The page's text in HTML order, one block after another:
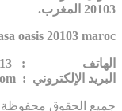
20103 المغرب.
oasis 20103 maroc
الهاتف : 661729513(212)+
البريد الإلكتروني : jmc.bilahodoudpresse@gmail.com
جميع الحقوق محفوظة